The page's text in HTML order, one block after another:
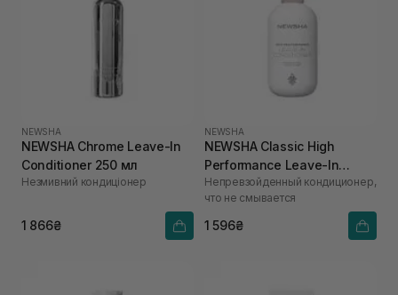
NEWSHA
NEWSHA Chrome Leave-In
Conditioner 250 мл
Незмивний кондиціонер
1 866₴
NEWSHA
NEWSHA Classic High
Performance Leave-In
Conditioner 250 мл
Непревзойденный кондиционер,
что не смывается
1 596₴